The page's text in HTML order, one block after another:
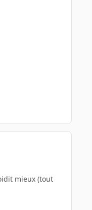
mieux (tout